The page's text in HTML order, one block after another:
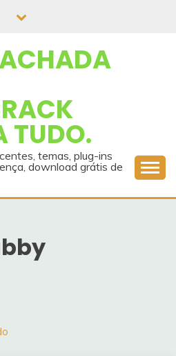
TUDO.
temas, plug-ins
download grátis de